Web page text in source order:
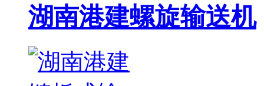
湖南港建螺旋输送机